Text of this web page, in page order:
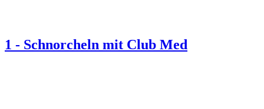
1 - Schnorcheln mit Club Med